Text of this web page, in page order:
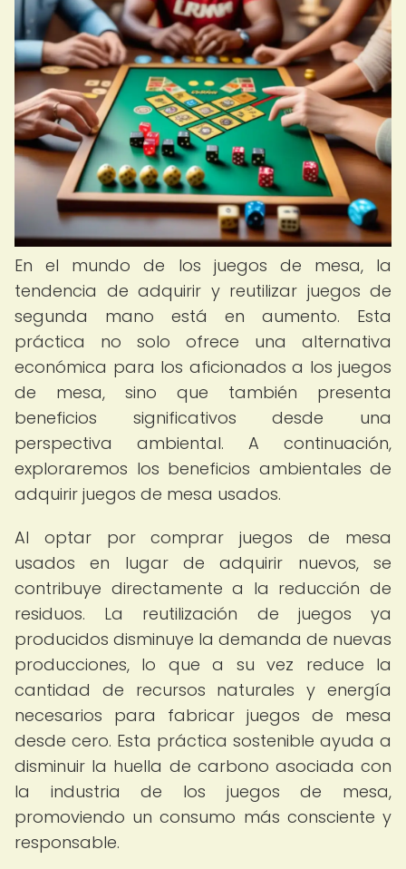
En el mundo de los juegos de mesa, la
tendencia de adquirir y reutilizar juegos de
segunda mano está en aumento. Esta
práctica no solo ofrece una alternativa
económica para los aficionados a los juegos
de mesa, sino que también presenta
beneficios significativos desde una
perspectiva ambiental. A continuación,
exploraremos los beneficios ambientales de
adquirir juegos de mesa usados.
Al optar por comprar juegos de mesa
usados en lugar de adquirir nuevos, se
contribuye directamente a la reducción de
residuos. La reutilización de juegos ya
producidos disminuye la demanda de nuevas
producciones, lo que a su vez reduce la
cantidad de recursos naturales y energía
necesarios para fabricar juegos de mesa
desde cero. Esta práctica sostenible ayuda a
disminuir la huella de carbono asociada con
la industria de los juegos de mesa,
promoviendo un consumo más consciente y
responsable.